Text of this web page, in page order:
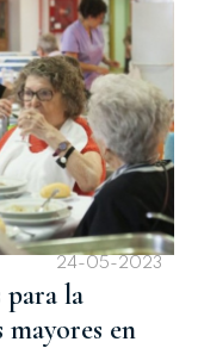
24-05-2023
para la
mayores en